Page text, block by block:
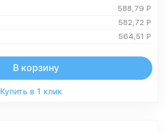
588,79 Р
582,72 Р
564,51 Р
В корзину
Купить в 1 клик